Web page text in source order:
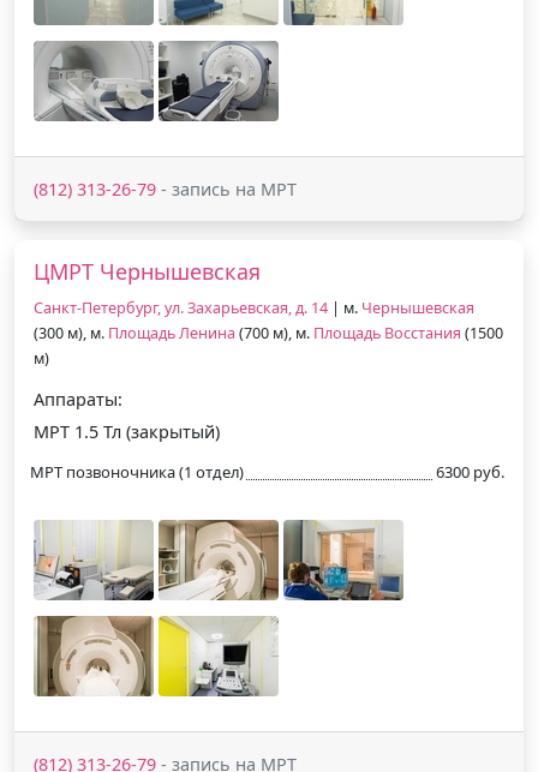
(812) 313-26-79 - запись на МРТ
ЦМРТ Чернышевская
Санкт-Петербург, ул. Захарьевская, д. 14 | м. Чернышевская
(300 м), м. Площадь Ленина (700 м), м. Площадь Восстания (1500
м)
Аппараты:
МРТ 1.5 Тл (закрытый)
МРТ позвоночника (1 отдел) 6300 руб.
(812) 313-26-79 - запись на МРТ